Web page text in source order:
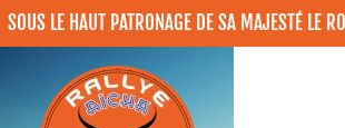
SOUS LE HAUT PATRONAGE DE SA MAJESTÉ LE